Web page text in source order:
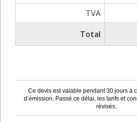
TVA
Total
Ce devis est valable pendant 30 jours à
d’émission. Passé ce délai, les tarifs et
révisés.